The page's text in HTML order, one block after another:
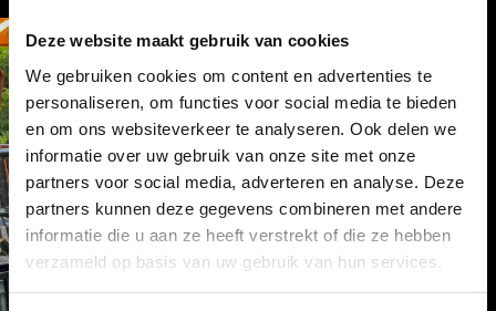
Deze website maakt gebruik van cookies
We gebruiken cookies om content en advertenties te
personaliseren, om functies voor social media te bieden
en om ons websiteverkeer te analyseren. Ook delen we
informatie over uw gebruik van onze site met onze
partners voor social media, adverteren en analyse. Deze
partners kunnen deze gegevens combineren met andere
informatie die u aan ze heeft verstrekt of die ze hebben
verzameld op basis van uw gebruik van hun services.